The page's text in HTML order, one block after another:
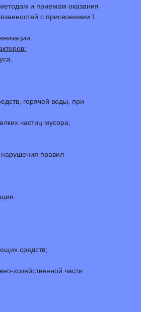
и приемам оказания
с присвоением I
горячей воды, при
частиц мусора,
нарушения правил
средств;
хозяйственной части